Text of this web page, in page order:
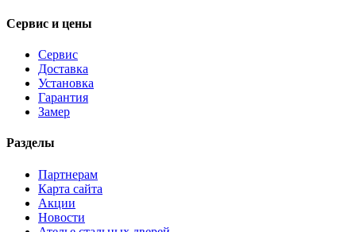
Сервис и цены
Сервис
Доставка
Установка
Гарантия
Замер
Разделы
Партнерам
Карта сайта
Акции
Новости